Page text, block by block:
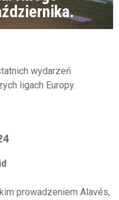
wydarzeń
ligach Europy.
prowadzeniem Alavés,